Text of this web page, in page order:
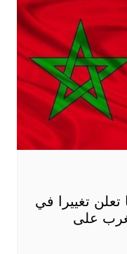
تعلن تغييرا في
على